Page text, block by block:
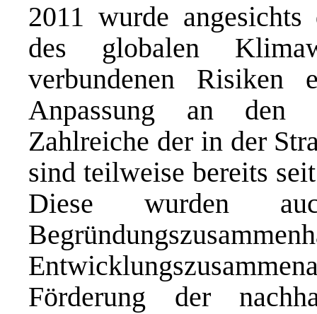
2011 wurde
des globalen
verbundenen Risiken
Anpassung an den
Zahlreiche der in der
sind teilweise bereits
Diese wurden
Förderung der